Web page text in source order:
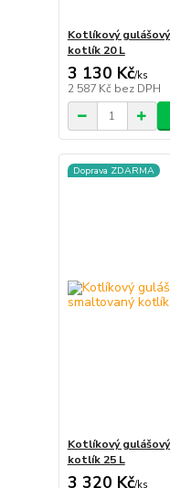
Kotlíkový
kotlík 20 L
3 130 Kč/ks
2 587 Kč bez DPH
Doprava ZDARMA
Kotlíkový
kotlík 25 L
3 320 Kč/ks